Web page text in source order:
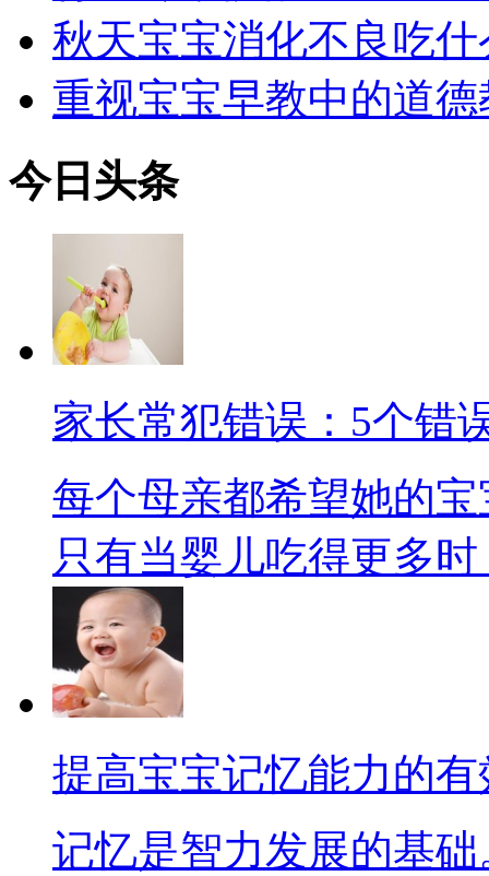
秋天宝宝消化不良吃什
重视宝宝早教中的道德
今日 头条
家长常犯错误：5个错
每个母亲都希望她的
只有当婴儿吃得更多时
提高宝宝记忆能力的
记忆是智力发展的基